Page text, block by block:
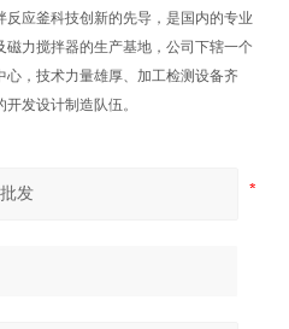
应釜科技创新的先导，是国内的专业
力搅拌器的生产基地，公司下辖一个
，技术力量雄厚、加工检测设备齐
发设计制造队伍。